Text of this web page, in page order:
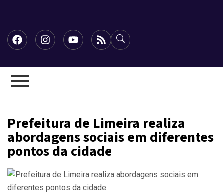
Prefeitura de Limeira realiza
abordagens sociais em diferentes
pontos da cidade